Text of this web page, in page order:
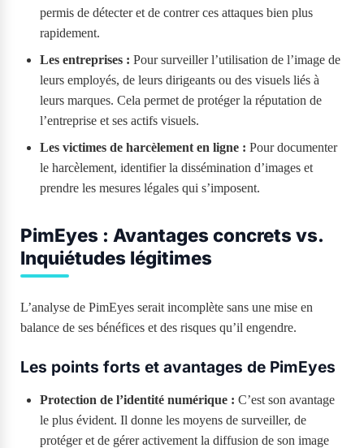
permis de détecter et de contrer ces attaques bien plus
rapidement.
Les entreprises : Pour surveiller l’utilisation de l’image de
leurs employés, de leurs dirigeants ou des visuels liés à
leurs marques. Cela permet de protéger la réputation de
l’entreprise et ses actifs visuels.
Les victimes de harcèlement en ligne : Pour documenter
le harcèlement, identifier la dissémination d’images et
prendre les mesures légales qui s’imposent.
PimEyes : Avantages concrets vs.
Inquiétudes légitimes
L’analyse de PimEyes serait incomplète sans une mise en
balance de ses bénéfices et des risques qu’il engendre.
Les points forts et avantages de PimEyes
Protection de l’identité numérique : C’est son avantage
le plus évident. Il donne les moyens de surveiller, de
protéger et de gérer activement la diffusion de son image